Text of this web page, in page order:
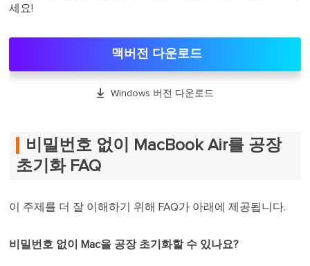
세요!
맥버전 다운로드
 Windows 버전 다운로드
비밀번호 없이 MacBook Air를 공장
초기화 FAQ
이 주제를 더 잘 이해하기 위해 FAQ가 아래에 제공됩니다.
비밀번호 없이 Mac을 공장 초기화할 수 있나요?